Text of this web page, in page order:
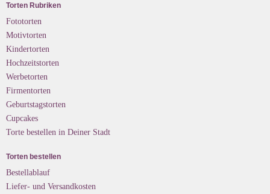
Torten Rubriken
Fototorten
Motivtorten
Kindertorten
Hochzeitstorten
Werbetorten
Firmentorten
Geburtstagstorten
Cupcakes
Torte bestellen in Deiner Stadt
Torten bestellen
Bestellablauf
Liefer- und Versandkosten